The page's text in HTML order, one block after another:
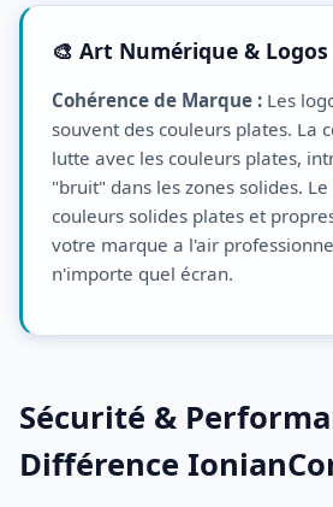
🎨 Art Numérique & Logos
Cohérence de Marque : Les
souvent des couleurs plates. La
lutte avec les couleurs plates,
"bruit" dans les zones solides.
couleurs solides plates et
votre marque a l'air
n'importe quel écran.
Sécurité &
Différence